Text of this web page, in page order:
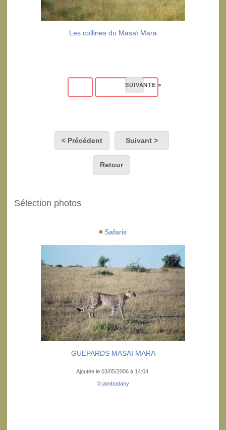
Les collines du Masaï Mara
< Précédent Suivant >
Retour
Sélection photos
Safaris
GUEPARDS MASAI MARA
Ajoutée le 03/05/2006 à 14:04
© jambodany